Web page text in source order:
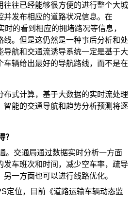
往往已经能够很方便的进行整个大城
并发布相应的道路状况信息。在
的看到相应的拥堵路况等信息，
线。但是这仍然是一种事后分析和处
导航和交通流诱导系统一定是基于大
车辆给出最好的导航路线，而不是在
布式计算，基于大数据的实时流处理
智能的交通导航和趋势分析预测将逐
？
。交通局通过数据实时分析一方面
发车班次和时间，减少空车率，疏导
一方面也可以进行线路优化。
定位，目前《道路运输车辆动态监